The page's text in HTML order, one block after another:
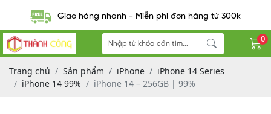
Giao hàng nhanh - Miễn phí đơn hàng từ 300k
0
Trang chủ Sản phẩm iPhone
iPhone 14 Series
iPhone 14 99%
iPhone 14 – 256GB | 99%